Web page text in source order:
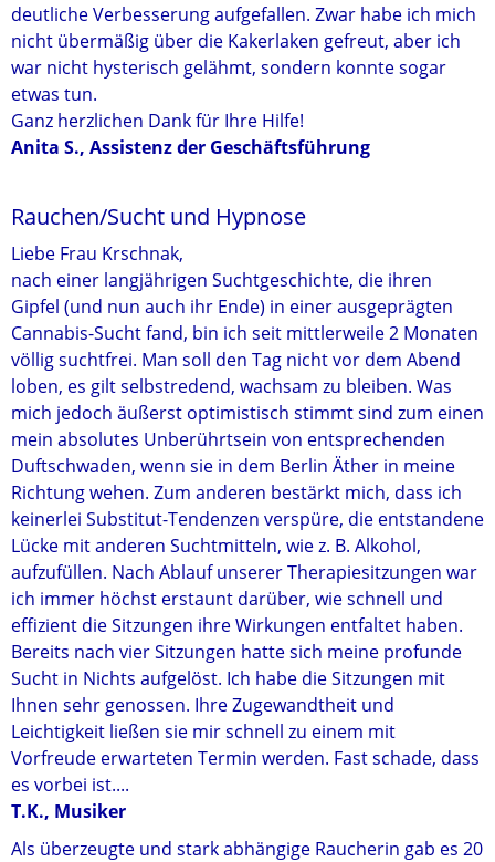
deutliche Verbesserung aufgefallen. Zwar habe ich mich
nicht übermäßig über die Kakerlaken gefreut, aber ich
war nicht hysterisch gelähmt, sondern konnte sogar
etwas tun.
Ganz herzlichen Dank für Ihre Hilfe!
Anita S., Assistenz der Geschäftsführung
Rauchen/Sucht und Hypnose
Liebe Frau Krschnak,
nach einer langjährigen Suchtgeschichte, die ihren
Gipfel (und nun auch ihr Ende) in einer ausgeprägten
Cannabis-Sucht fand, bin ich seit mittlerweile 2 Monaten
völlig suchtfrei. Man soll den Tag nicht vor dem Abend
loben, es gilt selbstredend, wachsam zu bleiben. Was
mich jedoch äußerst optimistisch stimmt sind zum einen
mein absolutes Unberührtsein von entsprechenden
Duftschwaden, wenn sie in dem Berlin Äther in meine
Richtung wehen. Zum anderen bestärkt mich, dass ich
keinerlei Substitut-Tendenzen verspüre, die entstandene
Lücke mit anderen Suchtmitteln, wie z. B. Alkohol,
aufzufüllen. Nach Ablauf unserer Therapiesitzungen war
ich immer höchst erstaunt darüber, wie schnell und
effizient die Sitzungen ihre Wirkungen entfaltet haben.
Bereits nach vier Sitzungen hatte sich meine profunde
Sucht in Nichts aufgelöst. Ich habe die Sitzungen mit
Ihnen sehr genossen. Ihre Zugewandtheit und
Leichtigkeit ließen sie mir schnell zu einem mit
Vorfreude erwarteten Termin werden. Fast schade, dass
es vorbei ist....
T.K., Musiker
Als überzeugte und stark abhängige Raucherin gab es 20